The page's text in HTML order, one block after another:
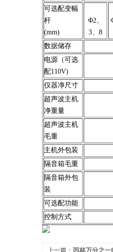
可选配变幅
杆
(mm)
Φ2、
3、8
数据储存
电源（可选
配110V)
仪器净尺寸
超声波主机
净重量
超声波主机
毛重
主机外包装
隔音箱毛重
隔音箱外包
装
可选配功能
控制方式
上一篇： 丙林万分之一